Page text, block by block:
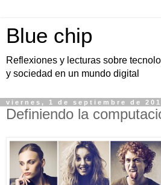
Blue chip
Reflexiones y lecturas sobre
y sociedad en un mundo digital
viernes, 1 de septiembre de
Definiendo la